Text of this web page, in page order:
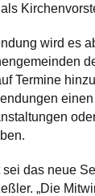
wird es
Termine
sei das neue
„Die